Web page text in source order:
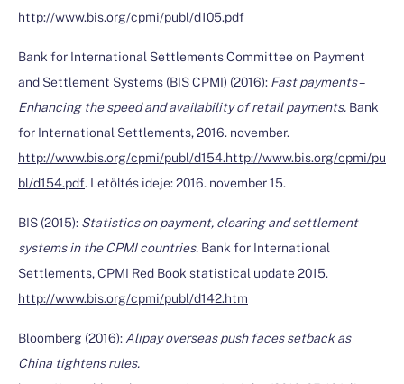
http://www.bis.org/cpmi/publ/d105.pdf
Bank for International Settlements Committee on Payment
and Settlement Systems (BIS CPMI) (2016): Fast payments –
Enhancing the speed and availability of retail payments. Bank
for International Settlements, 2016. november.
http://www.bis.org/cpmi/publ/d154.http://www.bis.org/cpmi/pu
bl/d154.pdf. Letöltés ideje: 2016. november 15.
BIS (2015): Statistics on payment, clearing and settlement
systems in the CPMI countries. Bank for International
Settlements, CPMI Red Book statistical update 2015.
http://www.bis.org/cpmi/publ/d142.htm
Bloomberg (2016): Alipay overseas push faces setback as
China tightens rules.